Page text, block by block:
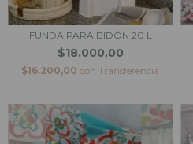
FUNDA PARA BIDÓN 20 L
$18.000,00
$16.200,00 con Transferencia